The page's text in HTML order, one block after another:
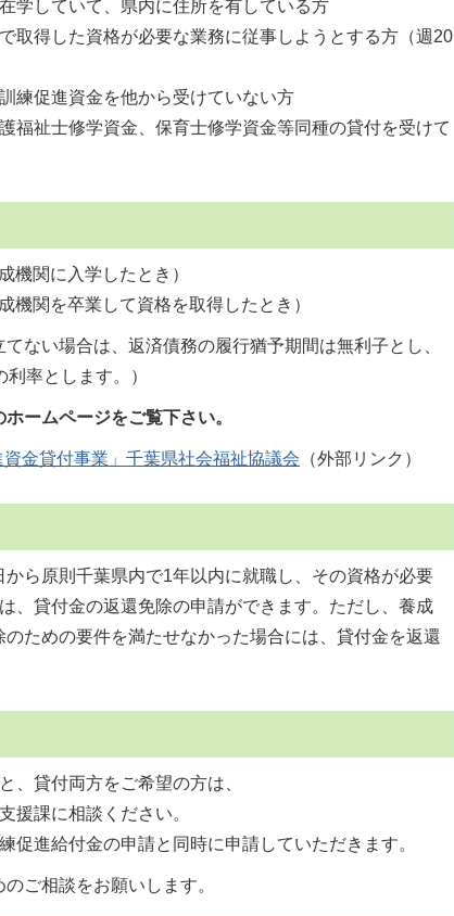
学していて、県内に住所を有している方
取得した資格が必要な業務に従事しようとする方（週20
練促進資金を他から受けていない方
福祉士修学資金、保育士修学資金等同種の貸付を受けて
機関に入学したとき）
機関を卒業して資格を取得したとき）
ない場合は、返済債務の履行猶予期間は無利子とし、
率とします。）
ームページをご覧下さい。
金貸付事業」千葉県社会福祉協議会 （外部リンク）
ら原則千葉県内で1年以内に就職し、その資格が必要
、貸付金の返還免除の申請ができます。ただし、養成
ための要件を満たせなかった場合には、貸付金を返還
、貸付両方をご希望の方は、
援課に相談ください。
促進給付金の申請と同時に申請していただきます。
ご相談をお願いします。